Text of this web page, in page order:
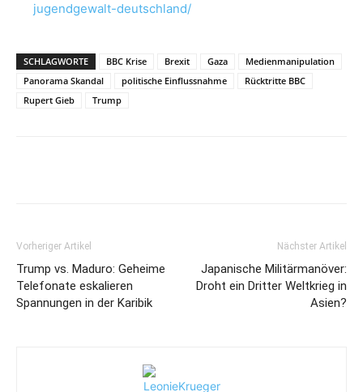
jugendgewalt-deutschland/
SCHLAGWORTE BBC Krise Brexit Gaza
Medienmanipulation
Panorama Skandal
politische Einflussnahme
Rücktritte BBC
Rupert Gieb
Trump
Vorheriger Artikel
Trump vs. Maduro: Geheime
Telefonate eskalieren
Spannungen in der Karibik
Nächster Artikel
Japanische Militärmanöver:
Droht ein Dritter Weltkrieg in
Asien?